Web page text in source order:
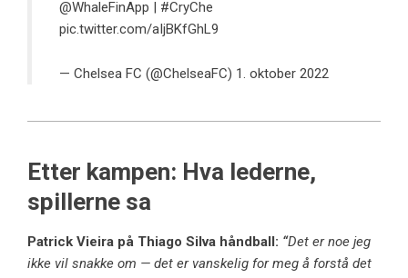
@WhaleFinApp | #CryChe
pic.twitter.com/aIjBKfGhL9
— Chelsea FC (@ChelseaFC) 1. oktober 2022
Etter kampen: Hva lederne,
spillerne sa
Patrick Vieira på Thiago Silva håndball: “Det er noe jeg
ikke vil snakke om — det er vanskelig for meg å forstå det